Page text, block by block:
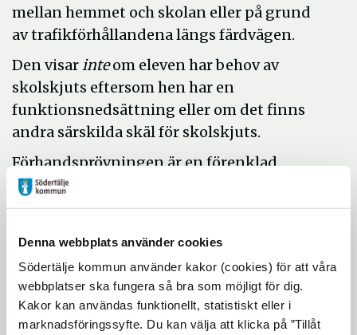
Denna webbplats använder cookies
Södertälje kommun använder kakor (cookies) för att våra
webbplatser ska fungera så bra som möjligt för dig.
Kakor kan användas funktionellt, statistiskt eller i
marknadsföringssyfte. Du kan välja att klicka på ”Tillåt
mellan hemmet och skolan eller på grund
av trafikförhållandena längs färdvägen.
Den visarinteom eleven har behov av
skolskjuts eftersom hen har en
funktionsnedsättning eller om det finns
andra särskilda skäl för skolskjuts.
Förhandsprövningen är en förenklad
variant av den prövning som kommunen
gör. Den innebär inte att du skickar in en
om förhandsprövningen visar att ditt barn
kan ha rätt att få skolskjuts innebär det inte
att du med automatik beviljas skolskjuts
om du skickar in en ansökan.